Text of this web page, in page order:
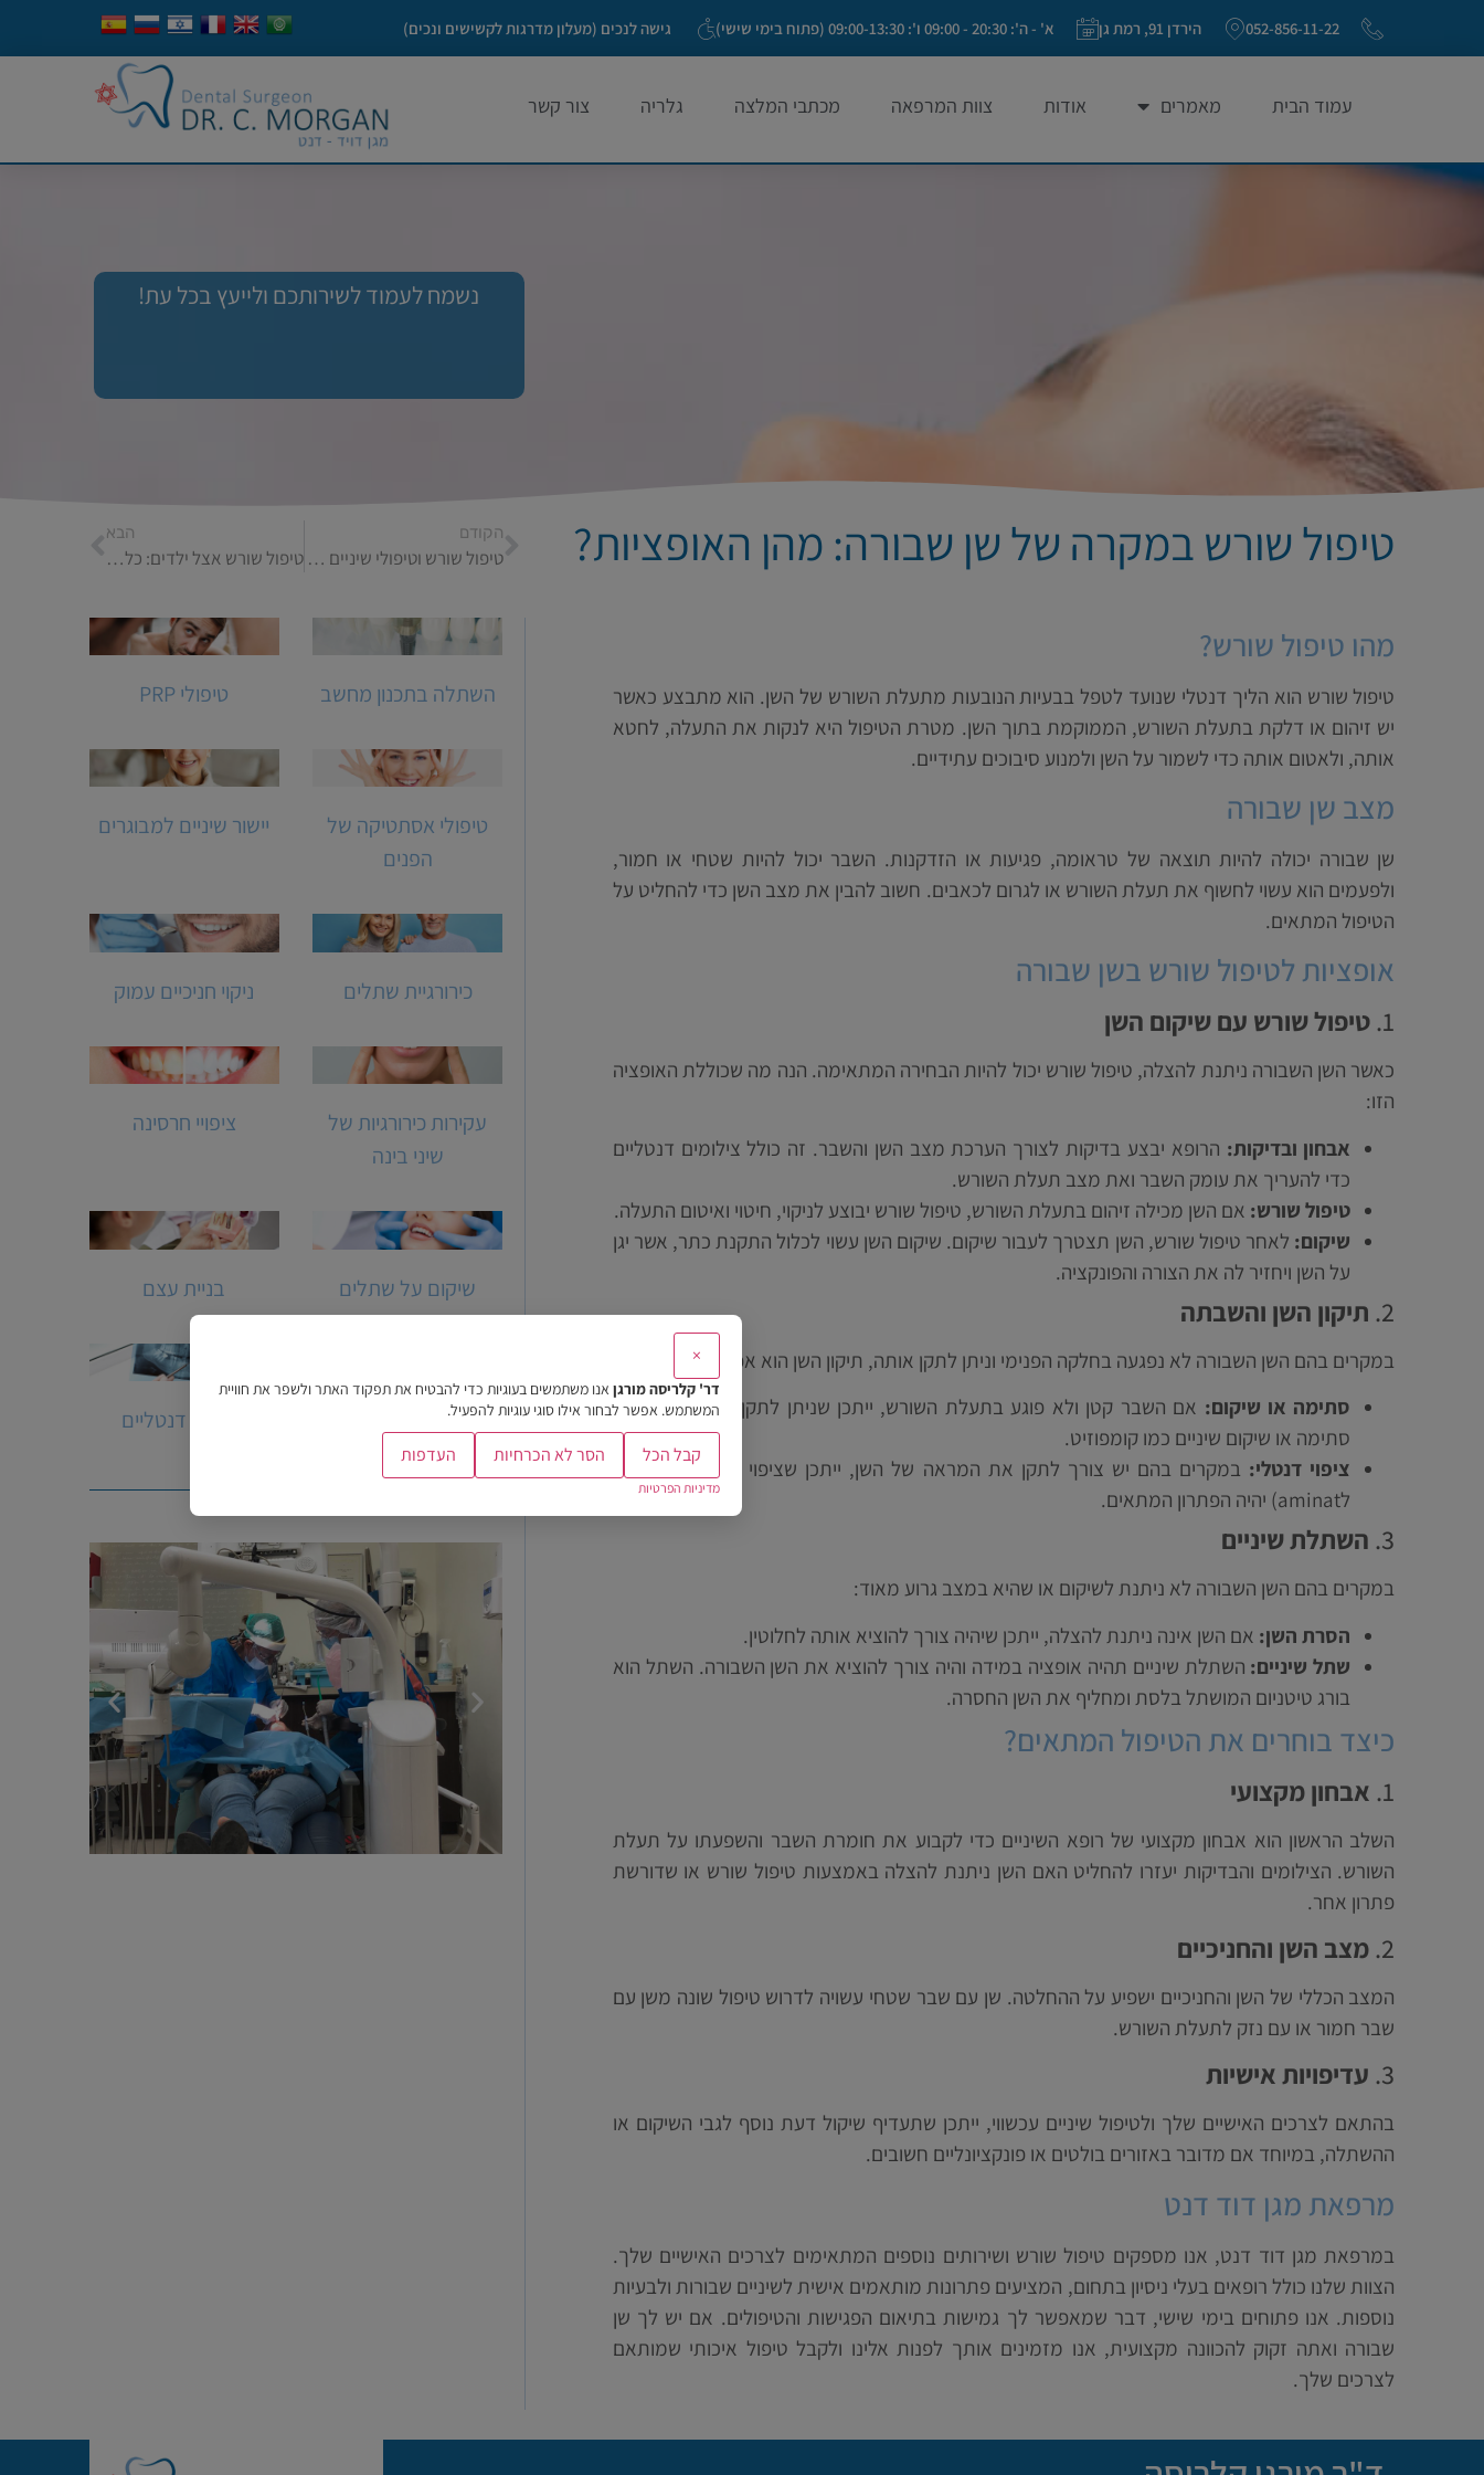
052-856-11-22 הירדן 91, רמת גן א' - ה': 20:30 - 09:00 ו': 09:00-13:30 (פתוח בימי שישי) גישה לנכים (מעלון מדרגות לקשישים ונכים)
עמוד הבית מאמרים אודות צוות המרפאה מכתבי המלצה גלריה צור קשר
נשמח לעמוד לשירותכם ולייעץ בכל עת!
טיפול שורש במקרה של שן שבורה: מהן האופציות? הקודם
טיפול שורש וטיפולי שיניים נוספים: איך הם משתלבים יחד?
הבא
טיפול שורש אצל ילדים: כל מה שצריך לדעת
מהו טיפול שורש?
טיפול שורש הוא הליך דנטלי שנועד לטפל בבעיות הנובעות מתעלת השורש של השן. הוא מתבצע כאשר
יש זיהום או דלקת בתעלת השורש, הממוקמת בתוך השן. מטרת הטיפול היא לנקות את התעלה, לחטא
אותה, ולאטום אותה כדי לשמור על השן ולמנוע סיבוכים עתידיים.
מצב שן שבורה
שן שבורה יכולה להיות תוצאה של טראומה, פגיעות או הזדקנות. השבר יכול להיות שטחי או חמור,
ולפעמים הוא עשוי לחשוף את תעלת השורש או לגרום לכאבים. חשוב להבין את מצב השן כדי להחליט על
הטיפול המתאים.
אופציות לטיפול שורש בשן שבורה
1. טיפול שורש עם שיקום השן
כאשר השן השבורה ניתנת להצלה, טיפול שורש יכול להיות הבחירה המתאימה. הנה מה שכוללת האופציה
הזו:
אבחון ובדיקות: הרופא יבצע בדיקות לצורך הערכת מצב השן והשבר. זה כולל צילומים דנטליים
כדי להעריך את עומק השבר ואת מצב תעלת השורש.
טיפול שורש: אם השן מכילה זיהום בתעלת השורש, טיפול שורש יבוצע לניקוי, חיטוי ואיטום התעלה.
שיקום: לאחר טיפול שורש, השן תצטרך לעבור שיקום. שיקום השן עשוי לכלול התקנת כתר, אשר יגן
על השן ויחזיר לה את הצורה והפונקציה.
2. תיקון השן והשבתה
במקרים בהם השן השבורה לא נפגעה בחלקה הפנימי וניתן לתקן אותה, תיקון השן הוא אפשרות נוספת:
סתימה או שיקום: אם השבר קטן ולא פוגע בתעלת השורש, ייתכן שניתן לתקן את השן בעזרת
סתימה או שיקום שיניים כמו קומפוזיט.
ציפוי דנטלי: במקרים בהם יש צורך לתקן את המראה של השן, ייתכן שציפוי דנטלי (פונקל או
לaminat) יהיה הפתרון המתאים.
3. השתלת שיניים
במקרים בהם השן השבורה לא ניתנת לשיקום או שהיא במצב גרוע מאוד:
הסרת השן: אם השן אינה ניתנת להצלה, ייתכן שיהיה צורך להוציא אותה לחלוטין.
שתל שיניים: השתלת שיניים תהיה אופציה במידה והיה צורך להוציא את השן השבורה. השתל הוא
בורג טיטניום המושתל בלסת ומחליף את השן החסרה.
כיצד בוחרים את הטיפול המתאים?
1. אבחון מקצועי
השלב הראשון הוא אבחון מקצועי של רופא השיניים כדי לקבוע את חומרת השבר והשפעתו על תעלת
השורש. הצילומים והבדיקות יעזרו להחליט האם השן ניתנת להצלה באמצעות טיפול שורש או שדורשת
פתרון אחר.
2. מצב השן והחניכיים
המצב הכללי של השן והחניכיים ישפיע על ההחלטה. שן עם שבר שטחי עשויה לדרוש טיפול שונה משן עם
שבר חמור או עם נזק לתעלת השורש.
3. עדיפויות אישיות
בהתאם לצרכים האישיים שלך ולטיפול שיניים עכשווי, ייתכן שתעדיף שיקול דעת נוסף לגבי השיקום או
ההשתלה, במיוחד אם מדובר באזורים בולטים או פונקציונליים חשובים.
מרפאת מגן דוד דנט
במרפאת מגן דוד דנט, אנו מספקים טיפול שורש ושירותים נוספים המתאימים לצרכים האישיים שלך.
הצוות שלנו כולל רופאים בעלי ניסיון בתחום, המציעים פתרונות מותאמים אישית לשיניים שבורות ולבעיות
נוספות. אנו פתוחים בימי שישי, דבר שמאפשר לך גמישות בתיאום הפגישות והטיפולים. אם יש לך שן
שבורה ואתה זקוק להכוונה מקצועית, אנו מזמינים אותך לפנות אלינו ולקבל טיפול איכותי שמותאם
לצרכים שלך.
השתלה בתכנון מחשב טיפולי PRP
טיפולי אסתטיקה של
הפנים
יישור שיניים למבוגרים
כירורגיית שתלים ניקוי חניכיים עמוק
עקירות כירורגיות של
שיני בינה
ציפויי חרסינה
שיקום על שתלים בניית עצם
הרמת סינוס שתלים דנטליים
×
דר' קלריסה מורגן אנו משתמשים בעוגיות כדי להבטיח את תפקוד האתר ולשפר את חוויית
המשתמש. אפשר לבחור אילו סוגי עוגיות להפעיל.
קבל הכל הסר לא הכרחיות העדפות
מדיניות הפרטיות